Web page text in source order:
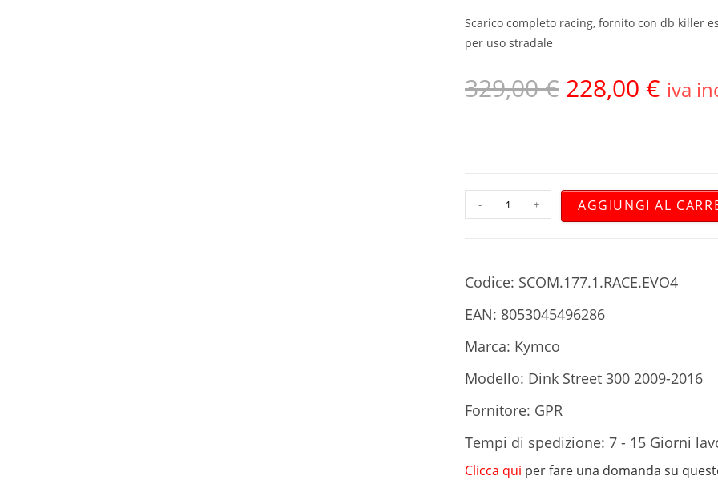
Scarico completo racing, fornito con db killer
per uso stradale
329,00€ 228,00 € iva
- + AGGIUNGI AL
Codice: SCOM.177.1.RACE.EVO4
EAN: 8053045496286
Marca: Kymco
Modello: Dink Street 300 2009-2016
Fornitore: GPR
Tempi di spedizione: 7 - 15 Giorni
Clicca qui per fare una domanda su